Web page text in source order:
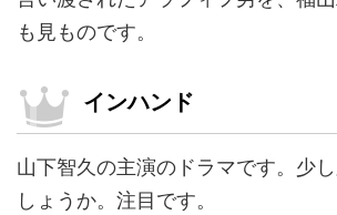
も見ものです。
インハンド
山下智久の主演のドラマです。少
しょうか。注目です。